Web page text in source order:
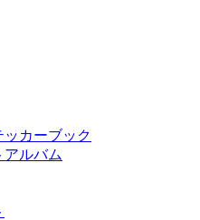
カーブック
アルバム